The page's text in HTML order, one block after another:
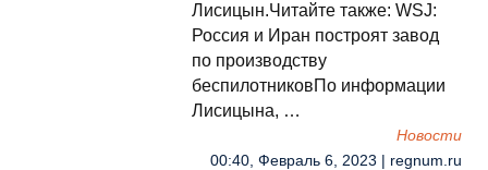
Лисицын.Читайте также: WSJ:
Россия и Иран построят завод
по производству
беспилотниковПо информации
Лисицына, …
Новости
00:40, Февраль 6, 2023 | regnum.ru